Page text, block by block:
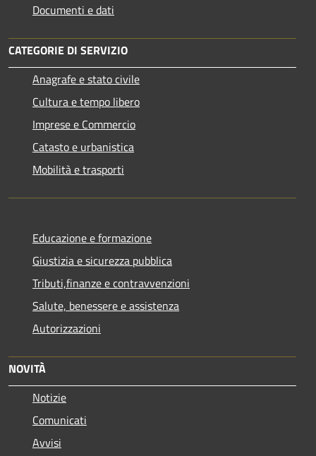
Documenti e dati
CATEGORIE DI SERVIZIO
Anagrafe e stato civile
Cultura e tempo libero
Imprese e Commercio
Catasto e urbanistica
Mobilità e trasporti
Educazione e formazione
Giustizia e sicurezza pubblica
Tributi,finanze e contravvenzioni
Salute, benessere e assistenza
Autorizzazioni
NOVITÀ
Notizie
Comunicati
Avvisi